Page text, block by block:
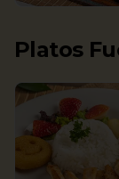
Platos